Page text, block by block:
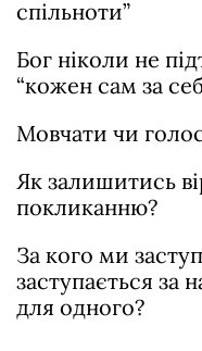
спільноти”
Бог ніколи не
“кожен сам за
Мовчати чи
Як залишитись
покликанню?
За кого ми
заступається
для одного?